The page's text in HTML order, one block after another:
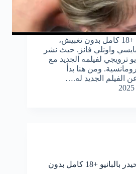
مقطع زين والكر وبوني +18 كامل بدون تغبيش،
واونلي فانز. حيث نشر
ترويجي لفيلمه الجديد مع
ومن هنا بدأ
الفيلم الجديد له.…
مقطع ميرا النوري مع حيدر بالبانيو +18 كامل بدون